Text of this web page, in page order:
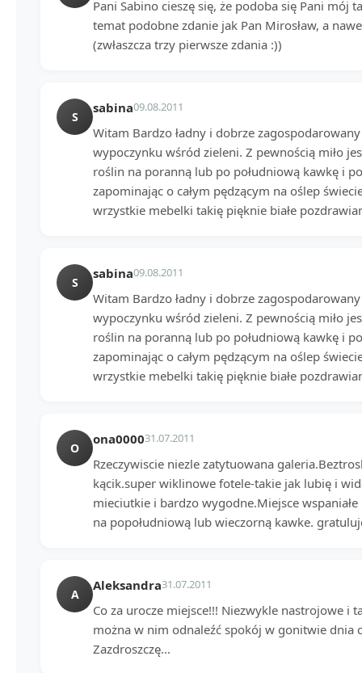
Pani Sabino cieszę się, że podoba się Pani mój
temat podobne zdanie jak Pan Mirosław, a
(zwłaszcza trzy pierwsze zdania :))
S
sabina09.08.2011
Witam Bardzo ładny i dobrze
wypoczynku wśród zieleni. Z pewnością miło
roślin na poranną lub po południową kawkę i
zapominając o całym pędzącym na oślep
wrzystkie mebelki takię pięknie białe
S
sabina09.08.2011
Witam Bardzo ładny i dobrze
wypoczynku wśród zieleni. Z pewnością miło
roślin na poranną lub po południową kawkę i
zapominając o całym pędzącym na oślep
wrzystkie mebelki takię pięknie białe
O
ona000031.07.2011
Rzeczywiscie niezle zatytuowana
kącik.super wiklinowe fotele-takie jak lubię i
mieciutkie i bardzo wygodne.Miejsce
na popołudniową lub wieczorną kawke.
A
Aleksandra31.07.2011
Co za urocze miejsce!!! Niezwykle nastrojowe i
można w nim odnaleźć spokój w gonitwie dnia
Zazdroszczę...